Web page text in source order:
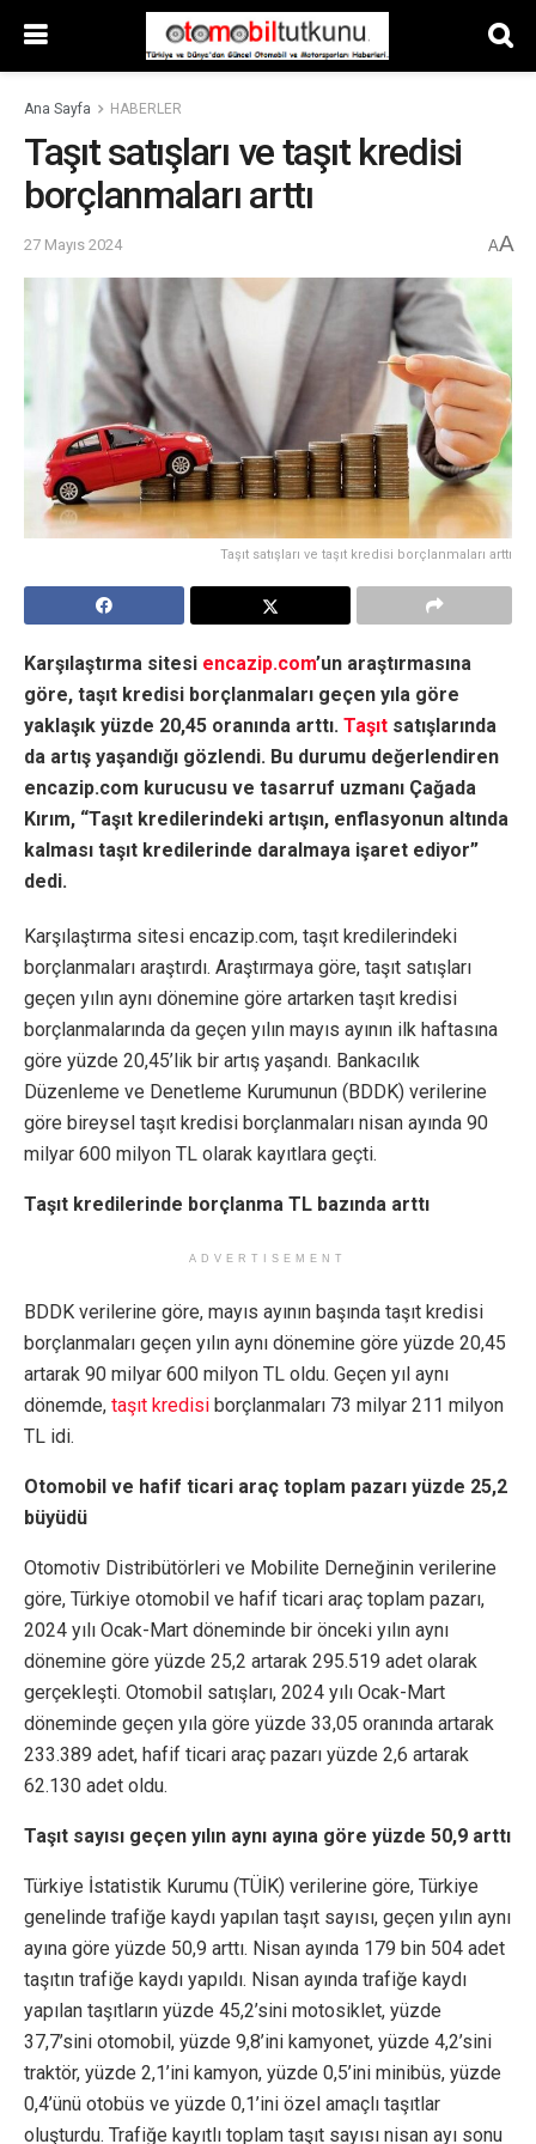
Ana Sayfa HABERLER
Taşıt satışları ve taşıt kredisi
borçlanmaları arttı
27 Mayıs 2024 AA
Taşıt satışları ve taşıt kredisi borçlanmaları arttı
Karşılaştırma sitesi encazip.com’un araştırmasına
göre, taşıt kredisi borçlanmaları geçen yıla göre
yaklaşık yüzde 20,45 oranında arttı. Taşıt satışlarında
da artış yaşandığı gözlendi. Bu durumu değerlendiren
encazip.com kurucusu ve tasarruf uzmanı Çağada
Kırım, “Taşıt kredilerindeki artışın, enflasyonun altında
kalması taşıt kredilerinde daralmaya işaret ediyor”
dedi.
Karşılaştırma sitesi encazip.com, taşıt kredilerindeki
borçlanmaları araştırdı. Araştırmaya göre, taşıt satışları
geçen yılın aynı dönemine göre artarken taşıt kredisi
borçlanmalarında da geçen yılın mayıs ayının ilk haftasına
göre yüzde 20,45’lik bir artış yaşandı. Bankacılık
Düzenleme ve Denetleme Kurumunun (BDDK) verilerine
göre bireysel taşıt kredisi borçlanmaları nisan ayında 90
milyar 600 milyon TL olarak kayıtlara geçti.
Taşıt kredilerinde borçlanma TL bazında arttı
ADVERTISEMENT
BDDK verilerine göre, mayıs ayının başında taşıt kredisi
borçlanmaları geçen yılın aynı dönemine göre yüzde 20,45
artarak 90 milyar 600 milyon TL oldu. Geçen yıl aynı
dönemde, taşıt kredisi borçlanmaları 73 milyar 211 milyon
TL idi.
Otomobil ve hafif ticari araç toplam pazarı yüzde 25,2
büyüdü
Otomotiv Distribütörleri ve Mobilite Derneğinin verilerine
göre, Türkiye otomobil ve hafif ticari araç toplam pazarı,
2024 yılı Ocak-Mart döneminde bir önceki yılın aynı
dönemine göre yüzde 25,2 artarak 295.519 adet olarak
gerçekleşti. Otomobil satışları, 2024 yılı Ocak-Mart
döneminde geçen yıla göre yüzde 33,05 oranında artarak
233.389 adet, hafif ticari araç pazarı yüzde 2,6 artarak
62.130 adet oldu.
Taşıt sayısı geçen yılın aynı ayına göre yüzde 50,9 arttı
Türkiye İstatistik Kurumu (TÜİK) verilerine göre, Türkiye
genelinde trafiğe kaydı yapılan taşıt sayısı, geçen yılın aynı
ayına göre yüzde 50,9 arttı. Nisan ayında 179 bin 504 adet
taşıtın trafiğe kaydı yapıldı. Nisan ayında trafiğe kaydı
yapılan taşıtların yüzde 45,2’sini motosiklet, yüzde
37,7’sini otomobil, yüzde 9,8’ini kamyonet, yüzde 4,2’sini
traktör, yüzde 2,1’ini kamyon, yüzde 0,5’ini minibüs, yüzde
0,4’ünü otobüs ve yüzde 0,1’ini özel amaçlı taşıtlar
oluşturdu. Trafiğe kayıtlı toplam taşıt sayısı nisan ayı sonu